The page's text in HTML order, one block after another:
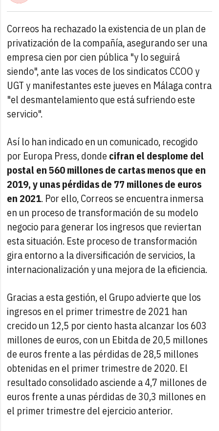
Correos ha rechazado la existencia de un plan de
privatización de la compañía, asegurando ser una
empresa cien por cien pública "y lo seguirá
siendo", ante las voces de los sindicatos CCOO y
UGT y manifestantes este jueves en Málaga contra
"el desmantelamiento que está sufriendo este
servicio".
Así lo han indicado en un comunicado, recogido
por Europa Press, donde cifran el desplome del
postal en 560 millones de cartas menos que en
2019, y unas pérdidas de 77 millones de euros
en 2021. Por ello, Correos se encuentra inmersa
en un proceso de transformación de su modelo
negocio para generar los ingresos que reviertan
esta situación. Este proceso de transformación
gira entorno a la diversificación de servicios, la
internacionalización y una mejora de la eficiencia.
Gracias a esta gestión, el Grupo advierte que los
ingresos en el primer trimestre de 2021 han
crecido un 12,5 por ciento hasta alcanzar los 603
millones de euros, con un Ebitda de 20,5 millones
de euros frente a las pérdidas de 28,5 millones
obtenidas en el primer trimestre de 2020. El
resultado consolidado asciende a 4,7 millones de
euros frente a unas pérdidas de 30,3 millones en
el primer trimestre del ejercicio anterior.